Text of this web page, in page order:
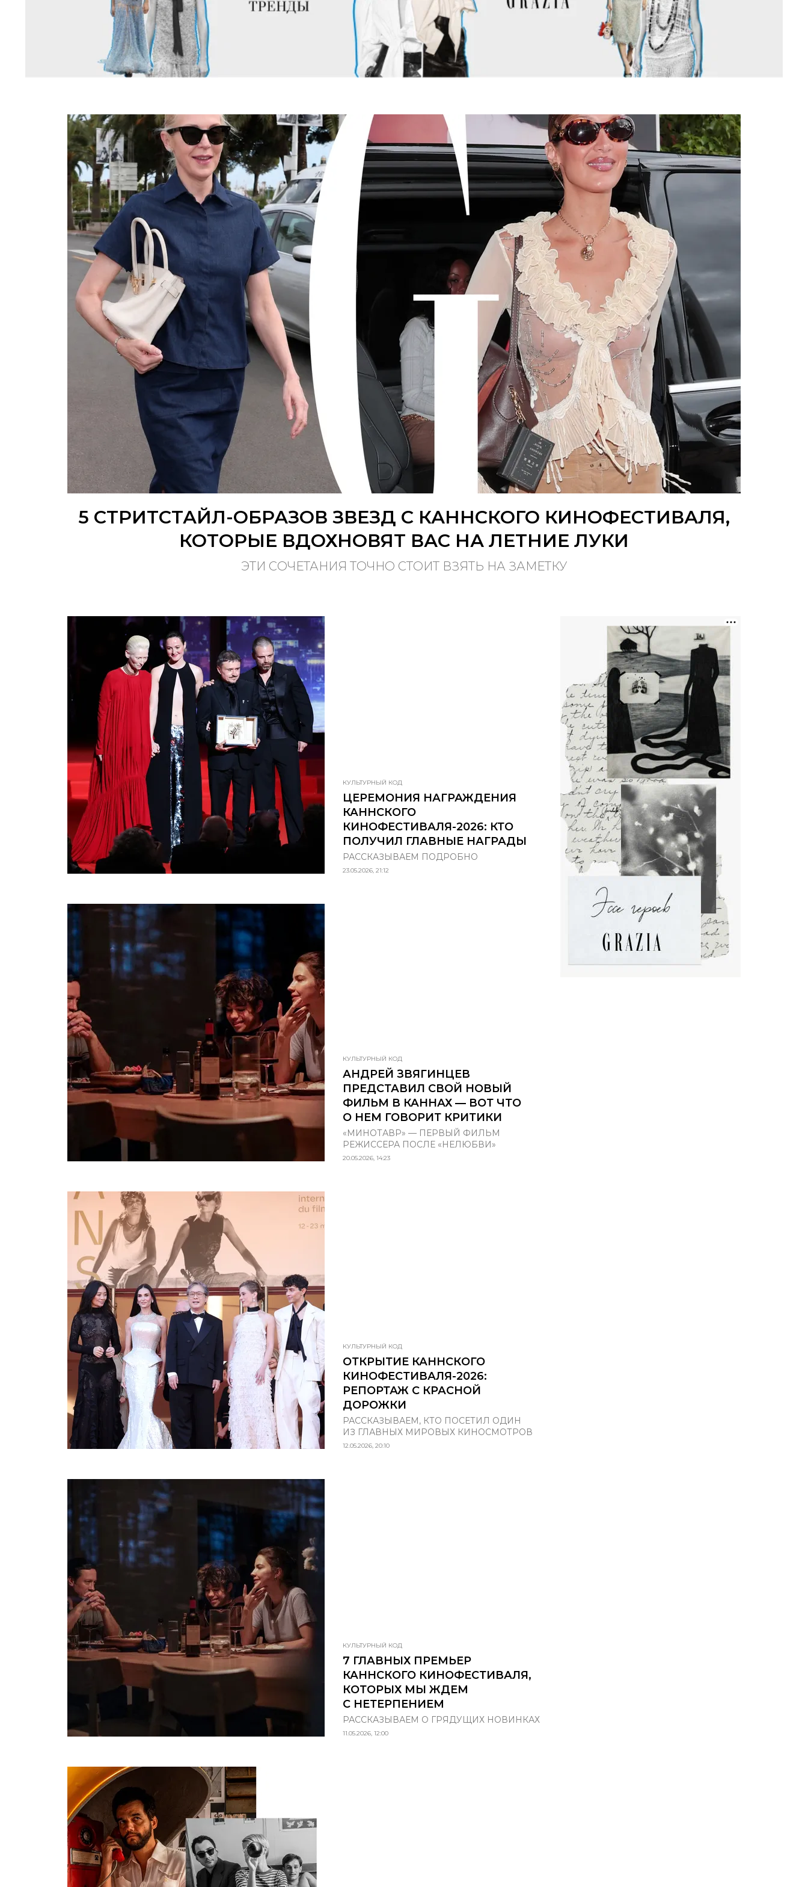
5 СТРИТСТАЙЛ-ОБРАЗОВ ЗВЕЗД С КАННСКОГО КИНОФЕСТИВАЛЯ,
КОТОРЫЕ ВДОХНОВЯТ ВАС НА ЛЕТНИЕ ЛУКИ
ЭТИ СОЧЕТАНИЯ ТОЧНО СТОИТ ВЗЯТЬ НА ЗАМЕТКУ
КУЛЬТУРНЫЙ КОД
ЦЕРЕМОНИЯ НАГРАЖДЕНИЯ
КАННСКОГО
КИНОФЕСТИВАЛЯ-2026: КТО
ПОЛУЧИЛ ГЛАВНЫЕ НАГРАДЫ
РАССКАЗЫВАЕМ ПОДРОБНО
23.05.2026, 21:12
КУЛЬТУРНЫЙ КОД
АНДРЕЙ ЗВЯГИНЦЕВ
ПРЕДСТАВИЛ СВОЙ НОВЫЙ
ФИЛЬМ В КАННАХ — ВОТ ЧТО
О НЕМ ГОВОРИТ КРИТИКИ
«МИНОТАВР» — ПЕРВЫЙ ФИЛЬМ
РЕЖИССЕРА ПОСЛЕ «НЕЛЮБВИ»
20.05.2026, 14:23
КУЛЬТУРНЫЙ КОД
ОТКРЫТИЕ КАННСКОГО
КИНОФЕСТИВАЛЯ-2026:
РЕПОРТАЖ С КРАСНОЙ
ДОРОЖКИ
РАССКАЗЫВАЕМ, КТО ПОСЕТИЛ ОДИН
ИЗ ГЛАВНЫХ МИРОВЫХ КИНОСМОТРОВ
12.05.2026, 20:10
КУЛЬТУРНЫЙ КОД
7 ГЛАВНЫХ ПРЕМЬЕР
КАННСКОГО КИНОФЕСТИВАЛЯ,
КОТОРЫХ МЫ ЖДЕМ
С НЕТЕРПЕНИЕМ
РАССКАЗЫВАЕМ О ГРЯДУЩИХ НОВИНКАХ
11.05.2026, 12:00